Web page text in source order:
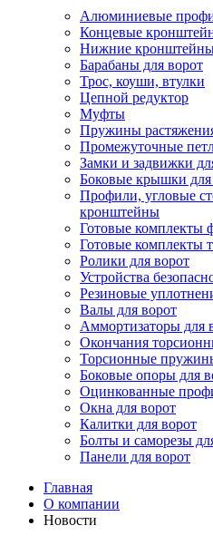
Алюминиевые
Концевые
Нижние кронштейны
Барабаны для ворот
Трос, коуши, втулки
Цепной редуктор
Муфты
Пружины
Промежуточные
Замки и задвижки
Боковые крышки для
Профили, угловые
кронштейны
Готовые комплекты
Готовые комплекты
Ролики для ворот
Устройства
Резиновые
Валы для ворот
Аммортизаторы для
Окончания
Торсионные
Боковые опоры для
Оцинкованные
Окна для ворот
Калитки для ворот
Болты и саморезы
Панели для ворот
Главная
О компании
Новости